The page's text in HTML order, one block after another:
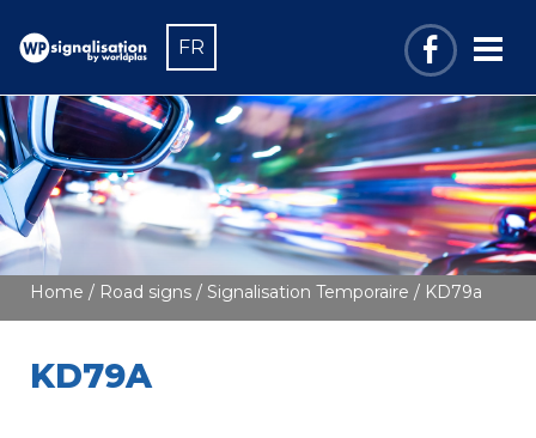
FR
Home / Road signs / Signalisation Temporaire / KD79a
KD79A